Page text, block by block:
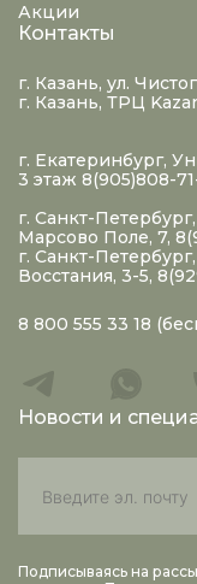
Акции
Контакты
г. Казань, ул.
г. Казань, ТРЦ
г. Екатеринбург,
3 этаж 8(905)808-
г. Санкт-
Марсово Поле, 7,
г. Санкт-
Восстания, 3-5,
8 800 555 33 18
Новости и
Подписываясь на